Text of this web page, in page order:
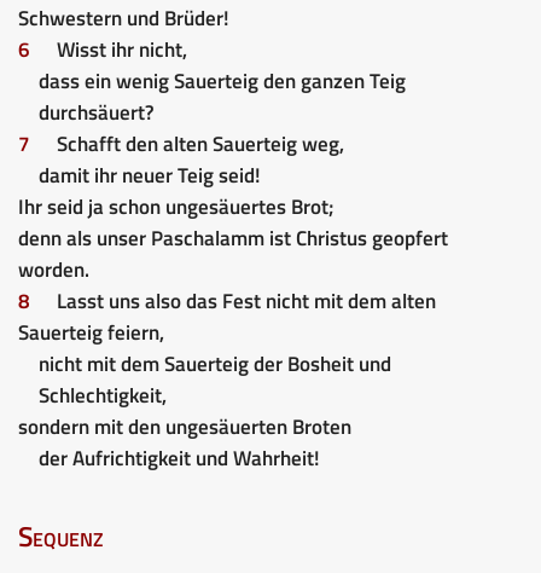
Schwestern und Brüder!
6
Wisst ihr nicht,
dass ein wenig Sauerteig den ganzen Teig
durchsäuert?
7
Schafft den alten Sauerteig weg,
damit ihr neuer Teig seid!
Ihr seid ja schon ungesäuertes Brot;
denn als unser Paschalamm ist Christus geopfert
worden.
8
Lasst uns also das Fest nicht mit dem alten
Sauerteig feiern,
nicht mit dem Sauerteig der Bosheit und
Schlechtigkeit,
sondern mit den ungesäuerten Broten
der Aufrichtigkeit und Wahrheit!
Sequenz